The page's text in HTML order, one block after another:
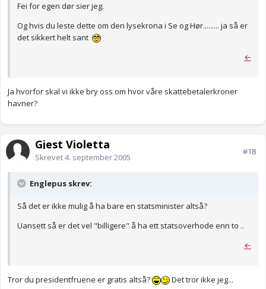
Fei for egen dør sier jeg.
Og hvis du leste dette om den lysekrona i Se og Hør......... ja så er
det sikkert helt sant
←
Ja hvorfor skal vi ikke bry oss om hvor våre skattebetalerkroner
havner?
Gjest Violetta
Skrevet4. september 2005
#18
Englepus skrev:
Så det er ikke mulig å ha bare en statsminister altså?
Uansett så er det vel "billigere" å ha ett statsoverhode enn to ..
←
Tror du presidentfruene er gratis altså? Det tror ikke jeg...